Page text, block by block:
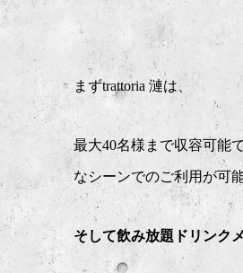
まずtrattoria 漣は、
最大40名様まで収容可能
なシーンでのご利用が可
そして飲み放題ドリンク